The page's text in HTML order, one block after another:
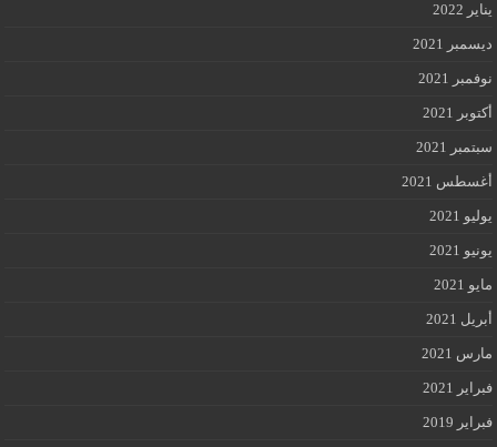
يناير 2022
ديسمبر 2021
نوفمبر 2021
أكتوبر 2021
سبتمبر 2021
أغسطس 2021
يوليو 2021
يونيو 2021
مايو 2021
أبريل 2021
مارس 2021
فبراير 2021
فبراير 2019